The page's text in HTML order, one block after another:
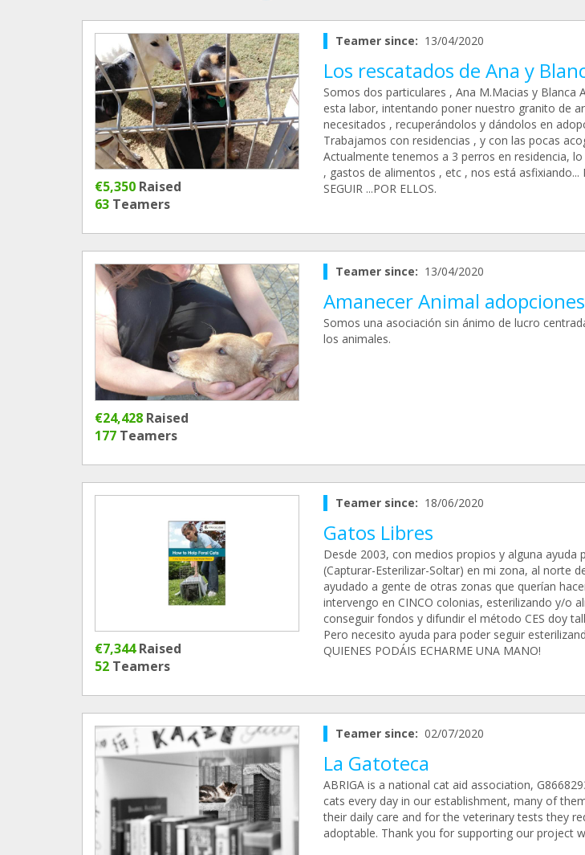
€5,350 Raised
63 Teamers
Teamer since: 13/04/2020
Los rescatados de Ana y
Somos dos particulares , Ana M.Macias y Blanca
esta labor, intentando poner nuestro granito de
necesitados , recuperándolos y dándolos en
Trabajamos con residencias , y con las pocas
Actualmente tenemos a 3 perros en residencia,
, gastos de alimentos , etc , nos está asfixiando...
SEGUIR ...POR ELLOS.
€24,428 Raised
177 Teamers
Teamer since: 13/04/2020
Amanecer Animal adopciones
Somos una asociación sin ánimo de lucro
los animales.
€7,344Raised
52 Teamers
Teamer since: 18/06/2020
Gatos Libres
Desde 2003, con medios propios y alguna ayuda
(Capturar-Esterilizar-Soltar) en mi zona, al norte
ayudado a gente de otras zonas que querían
intervengo en CINCO colonias, esterilizando y/o
conseguir fondos y difundir el método CES doy
Pero necesito ayuda para poder seguir
QUIENES PODÁIS ECHARME UNA MANO!
Teamer since: 02/07/2020
La Gatoteca
ABRIGA is a national cat aid association,
cats every day in our establishment, many of
their daily care and for the veterinary tests they
adoptable. Thank you for supporting our project